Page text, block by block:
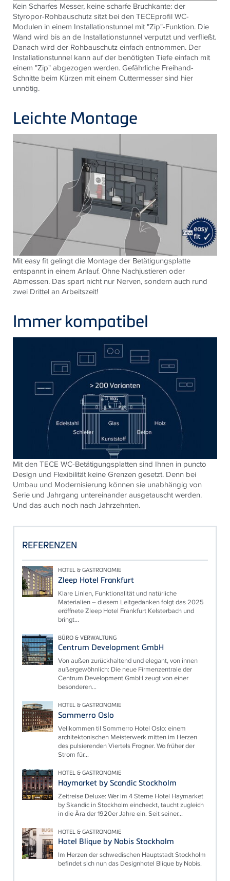
Kein Scharfes Messer, keine scharfe Bruchkante: der
Styropor-Rohbauschutz sitzt bei den TECEprofil WC-
Modulen in einem Installationstunnel mit "Zip"-Funktion. Die
Wand wird bis an de Installationstunnel verputzt und verfließt.
Danach wird der Rohbauschutz einfach entnommen. Der
Installationstunnel kann auf der benötigten Tiefe einfach mit
einem "Zip" abgezogen werden. Gefährliche Freihand-
Schnitte beim Kürzen mit einem Cuttermesser sind hier
unnötig.
Leichte Montage
Mit easy fit gelingt die Montage der Betätigungsplatte
entspannt in einem Anlauf. Ohne Nachjustieren oder
Abmessen. Das spart nicht nur Nerven, sondern auch rund
zwei Drittel an Arbeitszeit!
Immer kompatibel
Mit denTECE WC-Betätigungsplatten sind Ihnen in puncto
Design und Flexibilität keine Grenzen gesetzt. Denn bei
Umbau und Modernisierung können sie unabhängig von
Serie und Jahrgang untereinander ausgetauscht werden.
Und das auch noch nach Jahrzehnten.
REFERENZEN
HOTEL & GASTRONOMIE
Zleep Hotel Frankfurt
Klare Linien, Funktionalität und natürliche
Materialien – diesem Leitgedanken folgt das 2025
eröffnete Zleep Hotel Frankfurt Kelsterbach und
bringt...
BÜRO & VERWALTUNG
Centrum Development GmbH
Von außen zurückhaltend und elegant, von innen
außergewöhnlich: Die neue Firmenzentrale der
Centrum Development GmbH zeugt von einer
besonderen...
HOTEL & GASTRONOMIE
Sommerro Oslo
Vellkommen til Sommerro Hotel Oslo: einem
architektonischen Meisterwerk mitten im Herzen
des pulsierenden Viertels Frogner. Wo früher der
Strom für...
HOTEL & GASTRONOMIE
Haymarket by Scandic Stockholm
Zeitreise Deluxe: Wer im 4 Sterne Hotel Haymarket
by Skandic in Stockholm eincheckt, taucht zugleich
in die Ära der 1920er Jahre ein. Seit seiner...
HOTEL & GASTRONOMIE
Hotel Blique by Nobis Stockholm
Im Herzen der schwedischen Hauptstadt Stockholm
befindet sich nun das Designhotel Blique by Nobis.